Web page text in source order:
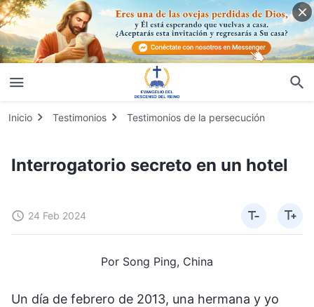
Inicio Testimonios Testimonios de la persecución
Interrogatorio secreto en un hotel
24 Feb 2024
Por Song Ping, China
Un día de febrero de 2013, una hermana y yo